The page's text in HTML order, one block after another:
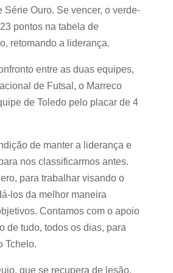
Série Ouro. Se vencer, o verde-
pontos na tabela de
retomando a liderança.
entre as duas equipes,
de Futsal, o Marreco
de Toledo pelo placar de 4
de manter a liderança e
nos classificarmos antes.
para trabalhar visando o
los da melhor maneira
Contamos com o apoio
de tudo, todos os dias, para
Tchelo.
que se recupera de lesão.